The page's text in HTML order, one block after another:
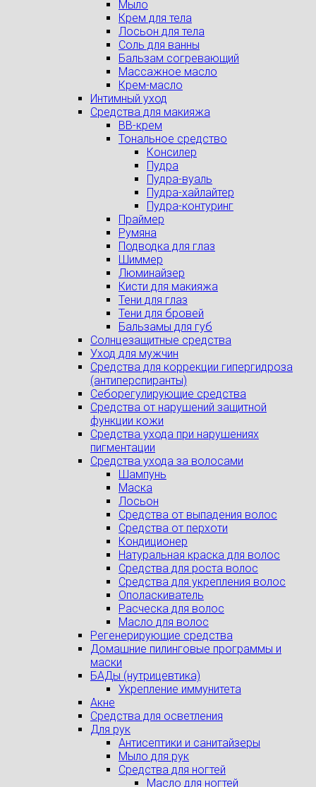
Мыло
Крем для тела
Лосьон для тела
Соль для ванны
Бальзам согревающий
Массажное масло
Крем-масло
Интимный уход
Средства для макияжа
BB-крем
Тональное средство
Консилер
Пудра
Пудра-вуаль
Пудра-хайлайтер
Пудра-контуринг
Праймер
Румяна
Подводка для глаз
Шиммер
Люминайзер
Кисти для макияжа
Тени для глаз
Тени для бровей
Бальзамы для губ
Солнцезащитные средства
Уход для мужчин
Средства для коррекции гипергидроза
(антиперспиранты)
Себорегулирующие средства
Средства от нарушений защитной
функции кожи
Средства ухода при нарушениях
пигментации
Средства ухода за волосами
Шампунь
Маска
Лосьон
Средства от выпадения волос
Средства от перхоти
Кондиционер
Натуральная краска для волос
Средства для роста волос
Средства для укрепления волос
Ополаскиватель
Расческа для волос
Масло для волос
Регенерирующие средства
Домашние пилинговые программы и
маски
БАДы (нутрицевтика)
Укрепление иммунитета
Акне
Средства для осветления
Для рук
Антисептики и санитайзеры
Мыло для рук
Средства для ногтей
Масло для ногтей